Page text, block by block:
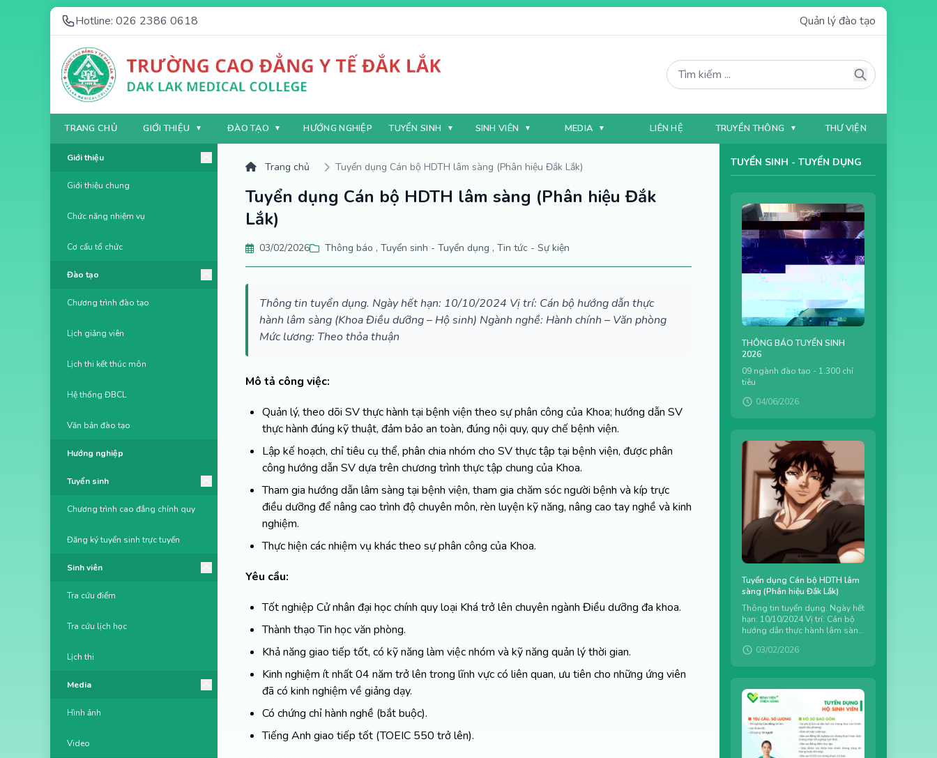
Hotline: 026 2386 0618 Quản lý đào tạo
TRANG CHỦ GIỚI THIỆU ĐÀO TẠO HƯỚNG NGHIỆP TUYỂN SINH SINH VIÊN MEDIA LIÊN HỆ TRUYỀN THÔNG THƯ VIỆN
Giới thiệu
Giới thiệu chung
Chức năng nhiệm vụ
Cơ cấu tổ chức
Đào tạo
Chương trình đào tạo
Lịch giảng viên
Lịch thi kết thúc môn
Hệ thống ĐBCL
Văn bản đào tạo
Hướng nghiệp
Tuyển sinh
Chương trình cao đẳng chính quy
Đăng ký tuyển sinh trực tuyến
Sinh viên
Tra cứu điểm
Tra cứu lịch học
Lịch thi
Media
Hình ảnh
Video
Trang chủ Tuyển dụng Cán bộ HDTH lâm sàng (Phân hiệu Đắk Lắk)
Tuyển dụng Cán bộ HDTH lâm sàng (Phân hiệu Đắk
Lắk)
03/02/2026 Thông báo , Tuyển sinh - Tuyển dụng , Tin tức - Sự kiện
Thông tin tuyển dụng. Ngày hết hạn: 10/10/2024 Vị trí: Cán bộ hướng dẫn thực
hành lâm sàng (Khoa Điều dưỡng – Hộ sinh) Ngành nghề: Hành chính – Văn phòng
Mức lương: Theo thỏa thuận
Mô tả công việc:
Quản lý, theo dõi SV thực hành tại bệnh viện theo sự phân công của Khoa; hướng dẫn SV
thực hành đúng kỹ thuật, đảm bảo an toàn, đúng nội quy, quy chế bệnh viện.
Lập kế hoạch, chỉ tiêu cụ thể, phân chia nhóm cho SV thực tập tại bệnh viện, được phân
công hướng dẫn SV dựa trên chương trình thực tập chung của Khoa.
Tham gia hướng dẫn lâm sàng tại bệnh viện, tham gia chăm sóc người bệnh và kíp trực
điều dưỡng để nâng cao trình độ chuyên môn, rèn luyện kỹ năng, nâng cao tay nghề và kinh
nghiệm.
Thực hiện các nhiệm vụ khác theo sự phân công của Khoa.
Yêu cầu:
Tốt nghiệp Cử nhân đại học chính quy loại Khá trở lên chuyên ngành Điều dưỡng đa khoa.
Thành thạo Tin học văn phòng.
Khả năng giao tiếp tốt, có kỹ năng làm việc nhóm và kỹ năng quản lý thời gian.
Kinh nghiệm ít nhất 04 năm trở lên trong lĩnh vực có liên quan, ưu tiên cho những ứng viên
đã có kinh nghiệm về giảng dạy.
Có chứng chỉ hành nghề (bắt buộc).
Tiếng Anh giao tiếp tốt (TOEIC 550 trở lên).
TUYỂN SINH - TUYỂN DỤNG
THÔNG BÁO TUYỂN SINH
2026
09 ngành đào tạo - 1.300 chỉ
tiêu
04/06/2026
Tuyển dụng Cán bộ HDTH lâm
sàng (Phân hiệu Đắk Lắk)
Thông tin tuyển dụng. Ngày hết
hạn: 10/10/2024 Vị trí: Cán bộ
hướng dẫn thực hành lâm sàng
Ngành nghề: Hành chính –
03/02/2026